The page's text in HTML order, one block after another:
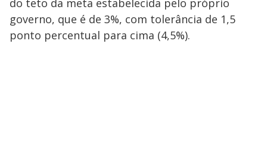
governo, que é de 3%, com tolerância de 1,5
ponto percentual para cima (4,5%).